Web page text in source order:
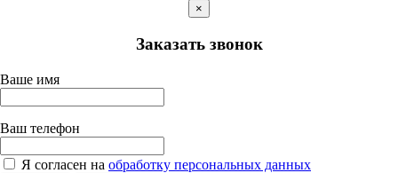
×
Заказать звонок
Ваше имя
Ваш телефон
Я согласен на обработку персональных данных